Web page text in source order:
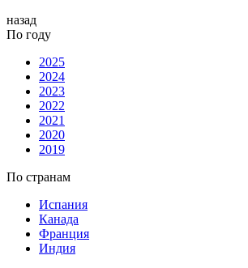
назад
По году
2025
2024
2023
2022
2021
2020
2019
По странам
Испания
Канада
Франция
Индия